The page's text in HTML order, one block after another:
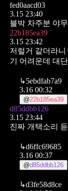
fed0aacd03
3.15 23:40
블박 차주분 야무
22b185ea39
3.15 23:42
저럴거 같더라
기 어려운데 대단
↳5ebdfab7a9
3.16 00:32
@22b185ea39
d85ddbb126
3.15 23:44
진짜 개택소리
↳d6ffc69685
3.16 00:37
@d85ddbb126
↳d3fe58d8ce